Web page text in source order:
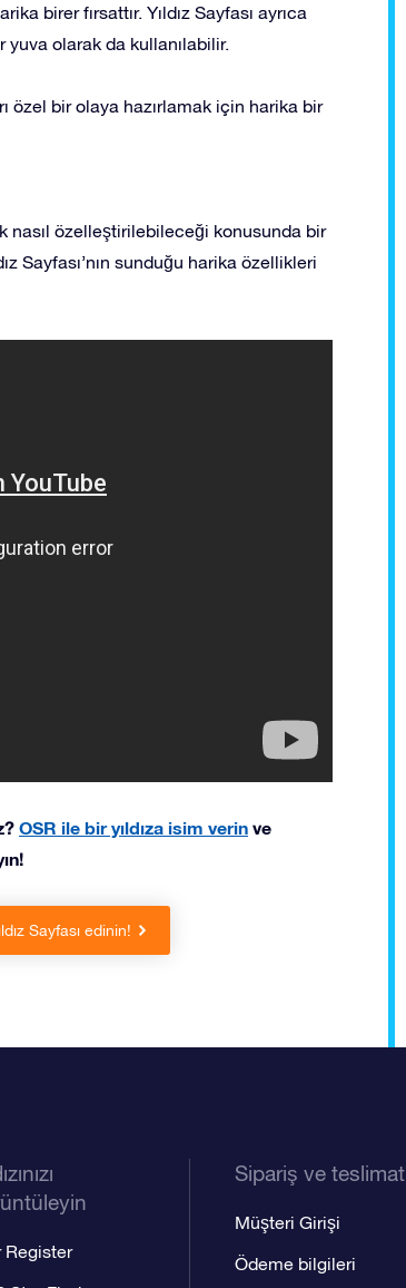
birer fırsattır. Yıldız Sayfası ayrıca
yuva olarak da kullanılabilir.
özel bir olaya hazırlamak için harika bir
nasıl özelleştirilebileceği konusunda bir
Sayfası’nın sunduğu harika özellikleri
OSR ile bir yıldıza isim verin ve
Sayfası edinin!
Register
Sipariş ve teslimat
Müşteri Girişi
Ödeme bilgileri